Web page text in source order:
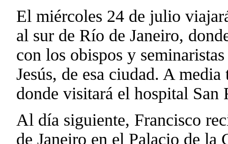
El miércoles 24 de julio
al sur de Río de Janeiro,
con los obispos y
Jesús, de esa ciudad. A
donde visitará el hospital San
Al día siguiente, Francisco
de Janeiro en el Palacio de la